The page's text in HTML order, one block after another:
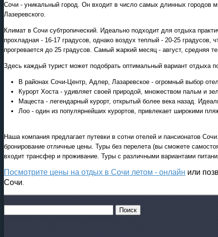
Экскурсионные программы
онлайн модуле
Сочи - уникальный город. Он входит в число самых длинных городов
Лазеревского.
Климат в Сочи субтропический. Идеально подходит для отдыха
прохладная - 16-17 градусов, однако воздух теплый - 20-25
прогревается до 25 градусов. Самый жаркий месяц - август, средняя
Здесь каждый турист может подобрать оптимальный вариант отдыха
В районах Сочи-Центр, Адлер, Лазаревское - огромный выбор
Курорт Хоста - удивляет своей природой, множеством пальм и
Мацеста - легендарный курорт, открытый более века назад.
Лоо - один из популярнейших курортов, привлекает широкими
Наша компания предлагает путевки в сотни отелей и пансионатов
бронирование отличные цены. Туры без перелета (вы сможете
входит трансфер и проживание. Туры с различными вариантами
Посмотрите цены на отдых в Сочи летом - онлайн или
Сочи